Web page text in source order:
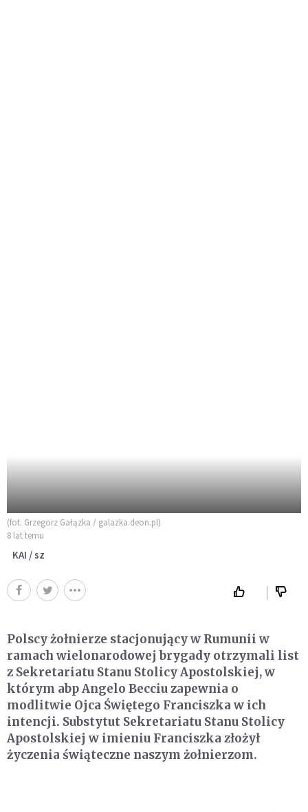
(fot. Grzegorz Gałązka / galazka.deon.pl)
8 lat temu
KAI / sz
Polscy żołnierze stacjonujący w Rumunii w
ramach wielonarodowej brygady otrzymali list
z Sekretariatu Stanu Stolicy Apostolskiej, w
którym abp Angelo Becciu zapewnia o
modlitwie Ojca Świętego Franciszka w ich
intencji. Substytut Sekretariatu Stanu Stolicy
Apostolskiej w imieniu Franciszka złożył
życzenia świąteczne naszym żołnierzom.